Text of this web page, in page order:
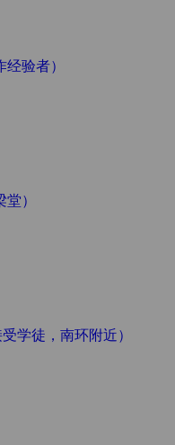
验者）
）
学徒，南环附近）